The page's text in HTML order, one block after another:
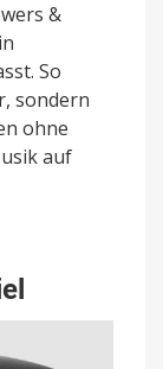
&
So
sondern
ohne
auf